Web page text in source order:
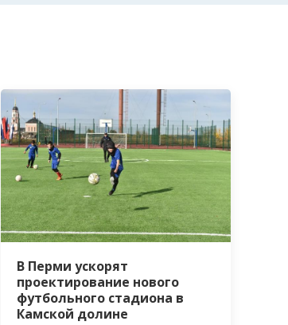
В Перми ускорят
проектирование нового
футбольного стадиона в
Камской долине